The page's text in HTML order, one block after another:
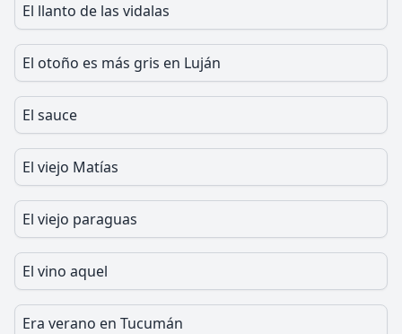
El llanto de las vidalas
El otoño es más gris en Luján
El sauce
El viejo Matías
El viejo paraguas
El vino aquel
Era verano en Tucumán